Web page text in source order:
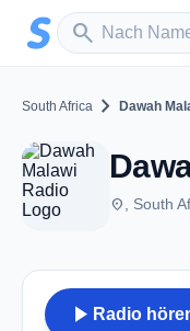
Zum Hauptinhalt springen
search
Sender suchen
South Africa chevron_right Dawah
place , South
play_arrow Radio